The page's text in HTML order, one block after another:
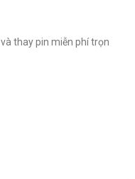
thay pin miễn phí trọn